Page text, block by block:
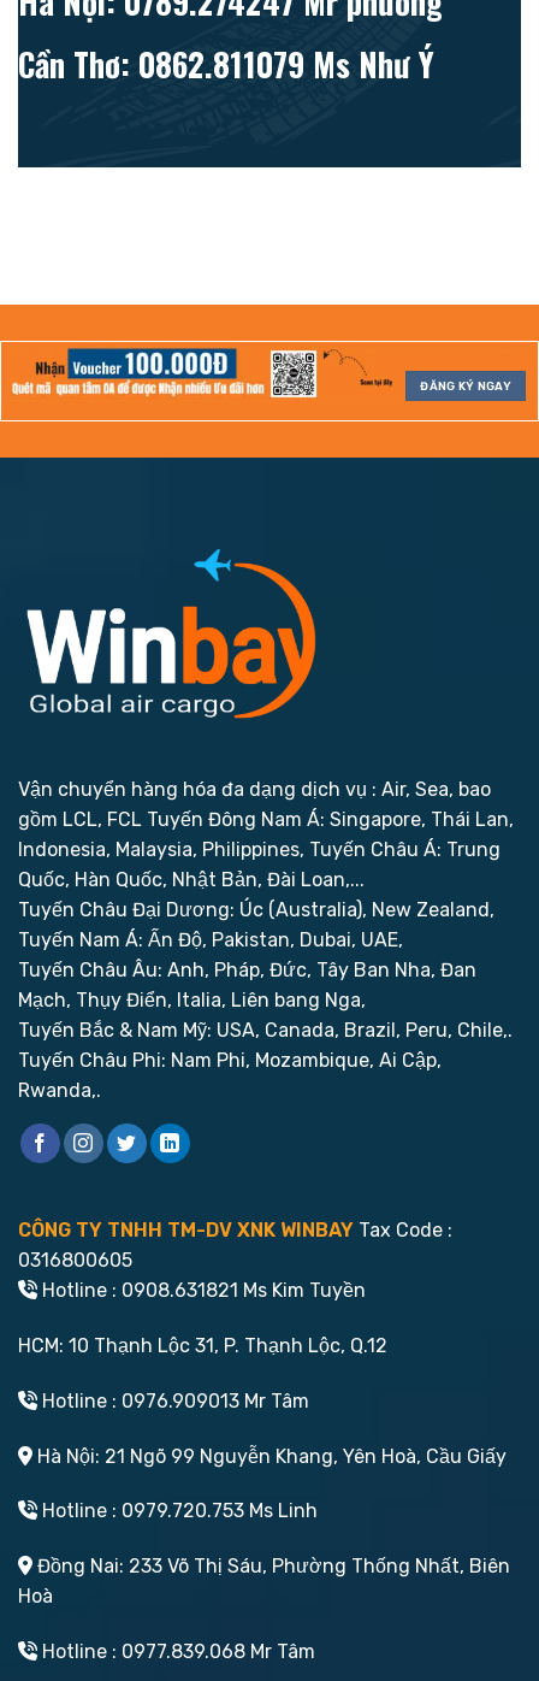
Cần Thơ: 0862.811079 Ms Như Ý
ĐĂNG KÝ NGAY
Vận chuyển hàng hóa đa dạng dịch vụ : Air, Sea, bao
gồm LCL, FCL Tuyến Đông Nam Á: Singapore, Thái Lan,
Indonesia, Malaysia, Philippines, Tuyến Châu Á: Trung
Quốc, Hàn Quốc, Nhật Bản, Đài Loan,...
Tuyến Châu Đại Dương: Úc (Australia), New Zealand,
Tuyến Nam Á: Ấn Độ, Pakistan, Dubai, UAE,
Tuyến Châu Âu: Anh, Pháp, Đức, Tây Ban Nha, Đan
Mạch, Thụy Điển, Italia, Liên bang Nga,
Tuyến Bắc & Nam Mỹ: USA, Canada, Brazil, Peru, Chile,.
Tuyến Châu Phi: Nam Phi, Mozambique, Ai Cập,
Rwanda,.
CÔNG TY TNHH TM-DV XNK WINBAY Tax Code :
0316800605
Hotline : 0908.631821 Ms Kim Tuyền
HCM: 10 Thạnh Lộc 31, P. Thạnh Lộc, Q.12
Hotline : 0976.909013 Mr Tâm
Hà Nội: 21 Ngõ 99 Nguyễn Khang, Yên Hoà, Cầu Giấy
Hotline : 0979.720.753 Ms Linh
Đồng Nai: 233 Võ Thị Sáu, Phường Thống Nhất, Biên
Hoà
Hotline : 0977.839.068 Mr Tâm